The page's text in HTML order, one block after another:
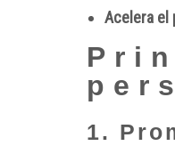
Acelera el
1.